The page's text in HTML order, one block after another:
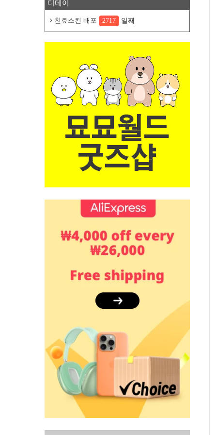
디데이
친효스킨 배포 2717 일째